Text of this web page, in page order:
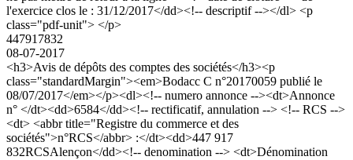
l'exercice clos le : 31/12/2017</dd><!-- descriptif --></dl> <p
class="pdf-unit"> </p>
447917832
08-07-2017
<h3>Avis de dépôts des comptes des sociétés</h3><p
class="standardMargin"><em>Bodacc C n°20170059 publié le
08/07/2017</em></p><dl><!-- numero annonce --><dt>Annonce
n° </dt><dd>6584</dd><!-- rectificatif, annulation --> <!-- RCS -->
<dt> <abbr title="Registre du commerce et des
sociétés">n°RCS</abbr> :</dt><dd>447 917
832RCSAlençon</dd><!-- denomination --> <dt>Dénomination